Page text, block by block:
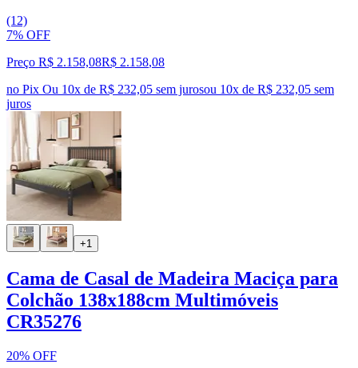
(12)
7% OFF
Preço R$ 2.158,08R$ 2.158,08
no Pix Ou 10x de R$ 232,05 sem jurosou 10x de R$ 232,05 sem
juros
+1
Cama de Casal de Madeira Maciça para
Colchão 138x188cm Multimóveis
CR35276
20% OFF